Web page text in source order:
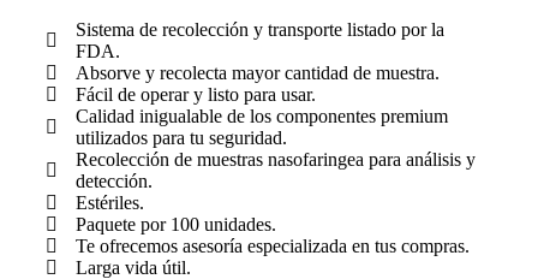
Sistema de recolección y transporte listado por la
FDA.
Absorve y recolecta mayor cantidad de muestra.
Fácil de operar y listo para usar.
Calidad inigualable de los componentes premium
utilizados para tu seguridad.
Recolección de muestras nasofaringea para análisis y
detección.
Estériles.
Paquete por 100 unidades.
Te ofrecemos asesoría especializada en tus compras.
Larga vida útil.